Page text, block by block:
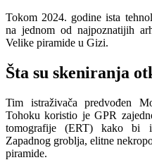
Tokom 2024. godine ista
na jednom od najpoznatijih
Velike piramide u Gizi.
Šta su skeniranja
Tim istraživača predvođen
Tohoku koristio je GPR
tomografije (ERT) kako bi
Zapadnog groblja, elitne
piramide.